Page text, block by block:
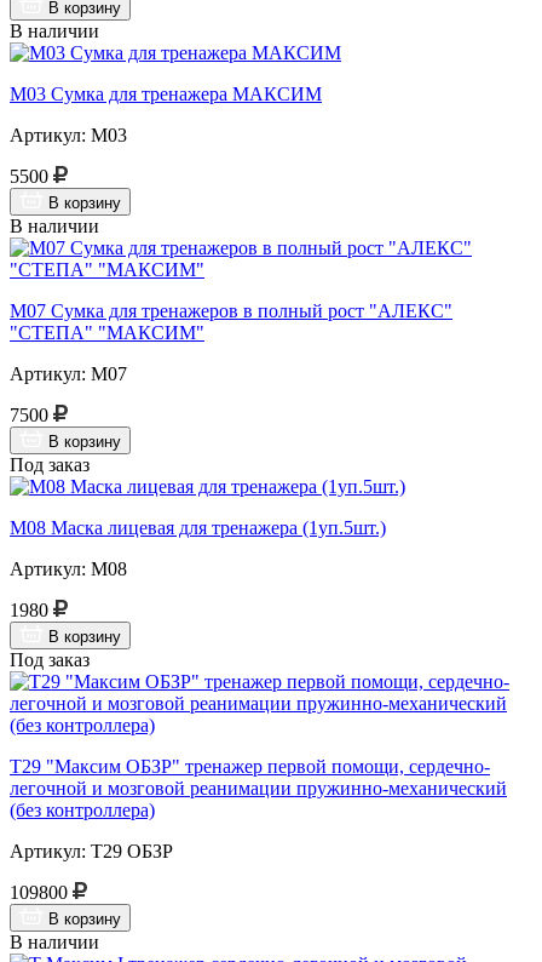
В корзину
В наличии
М03 Сумка для тренажера МАКСИМ
Артикул: М03
5500
В корзину
В наличии
М07 Сумка для тренажеров в полный рост "АЛЕКС"
"СТЕПА" "МАКСИМ"
Артикул: М07
7500
В корзину
Под заказ
М08 Маска лицевая для тренажера (1уп.5шт.)
Артикул: М08
1980
В корзину
Под заказ
Т29 "Максим ОБЗР" тренажер первой помощи, сердечно-
легочной и мозговой реанимации пружинно-механический
(без контроллера)
Артикул: Т29 ОБЗР
109800
В корзину
В наличии